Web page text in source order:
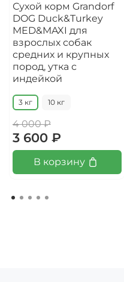
Сухой корм Grandorf
DOG Duck&Turkey
MED&MAXI для
взрослых собак
средних и крупных
пород, утка с
индейкой
3 кг 10 кг
4 000 ₽
3 600 ₽
В корзину